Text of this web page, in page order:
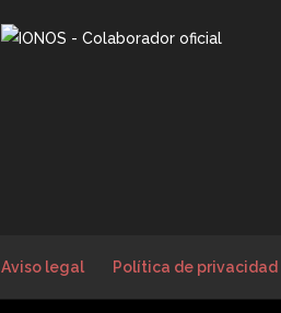
Aviso legal Política de privacidad